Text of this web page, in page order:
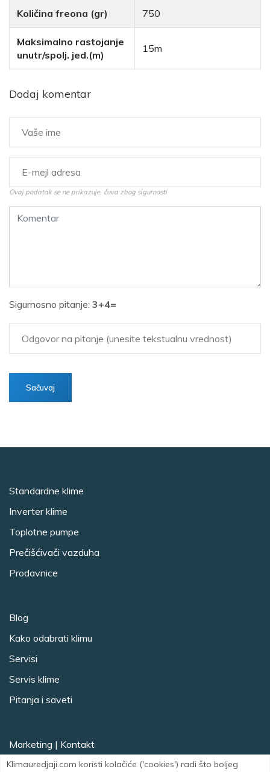
Količina freona (gr) 750
Maksimalno rastojanje
unutr/spolj. jed.(m)
15m
Dodaj komentar
Ovaj podatak se ne prikazuje, čuva zbog sigurnosti
Sigurnosno pitanje: 3+4=
Klimauredjaji.com koristi kolačiće ('cookies') radi što boljeg
Standardne klime
Inverter klime
Toplotne pumpe
Prečišćivači vazduha
Prodavnice
Blog
Kako odabrati klimu
Servisi
Servis klime
Pitanja i saveti
Marketing | Kontakt